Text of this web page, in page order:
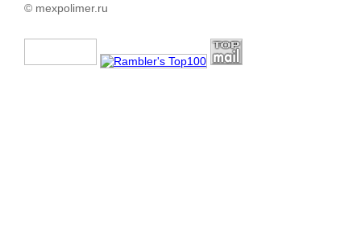
© mexpolimer.ru